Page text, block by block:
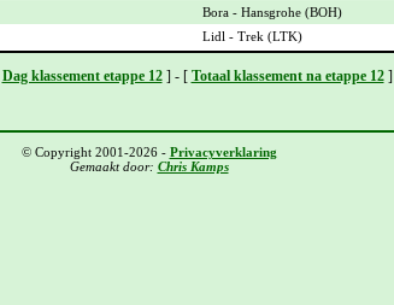
Bora - Hansgrohe (BOH)
Lidl - Trek (LTK)
Dag klassement etappe 12] - [ Totaal klassement na etappe 12]
© Copyright 2001-2026 - Privacyverklaring
Gemaakt door: Chris Kamps